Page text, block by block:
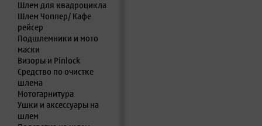
Шлем для квадроцикла
Шлем Чоппер/ Кафе
рейсер
Подшлемники и мото
маски
Визоры и Pinlock
Средство по очистке
шлема
Мотогарнитура
Ушки и аксессуары на
шлем